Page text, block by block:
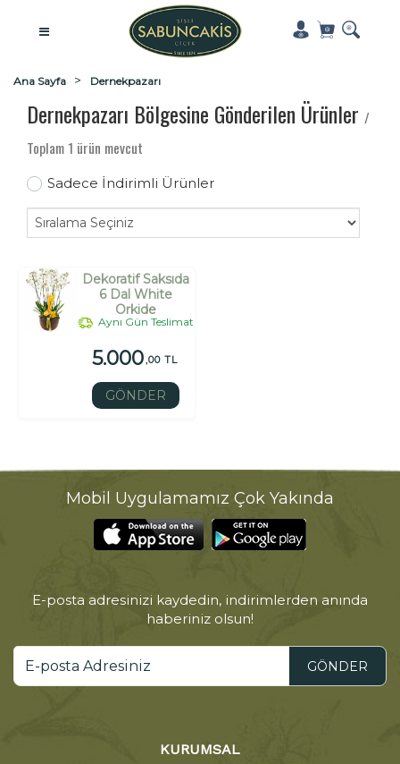
Ana Sayfa Dernekpazarı
Dernekpazarı Bölgesine Gönderilen Ürünler /
Toplam 1 ürün mevcut
Sadece İndirimli Ürünler
Dekoratif Saksıda
6 Dal White
Orkide
Aynı Gün Teslimat
5.000,00 TL
GÖNDER
Mobil Uygulamamız Çok Yakında
E-posta adresinizi kaydedin, indirimlerden anında
haberiniz olsun!
GÖNDER
KURUMSAL